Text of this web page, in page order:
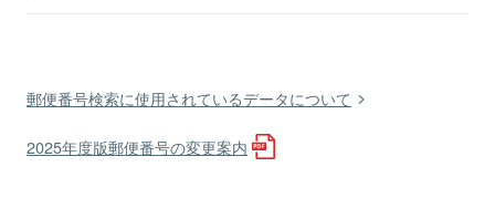
郵便番号検索に使用されているデータについて
2025年度版郵便番号の変更案内